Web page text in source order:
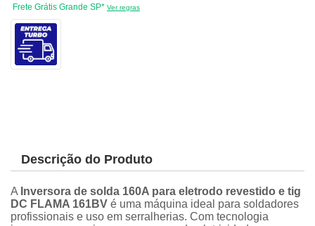
Frete Grátis Grande SP* Ver regras
Descrição do Produto
A Inversora de solda 160A para eletrodo revestido e tig
DC FLAMA 161BV é uma máquina ideal para soldadores
profissionais e uso em serralherias. Com tecnologia